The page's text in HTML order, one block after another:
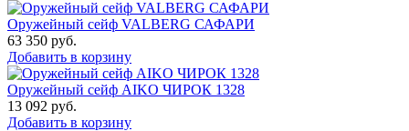
Оружейный сейф VALBERG САФАРИ
63 350 руб.
Добавить в корзину
Оружейный сейф AIKO ЧИРОК 1328
13 092 руб.
Добавить в корзину